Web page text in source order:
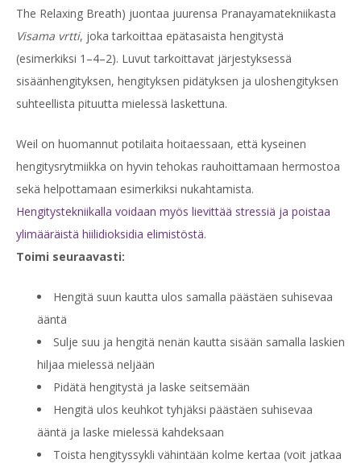
The Relaxing Breath) juontaa juurensa Pranayamatekniikasta
Visama vrtti, joka tarkoittaa epätasaista hengitystä
(esimerkiksi 1–4–2). Luvut tarkoittavat järjestyksessä
sisäänhengityksen, hengityksen pidätyksen ja uloshengityksen
suhteellista pituutta mielessä laskettuna.
Weil on huomannut potilaita hoitaessaan, että kyseinen
hengitysrytmiikka on hyvin tehokas rauhoittamaan hermostoa
sekä helpottamaan esimerkiksi nukahtamista.
Hengitystekniikalla voidaan myös lievittää stressiä ja poistaa
ylimääräistä hiilidioksidia elimistöstä.
Toimi seuraavasti:
Hengitä suun kautta ulos samalla päästäen suhisevaa
ääntä
Sulje suu ja hengitä nenän kautta sisään samalla laskien
hiljaa mielessä neljään
Pidätä hengitystä ja laske seitsemään
Hengitä ulos keuhkot tyhjäksi päästäen suhisevaa
ääntä ja laske mielessä kahdeksaan
Toista hengityssykli vähintään kolme kertaa (voit jatkaa